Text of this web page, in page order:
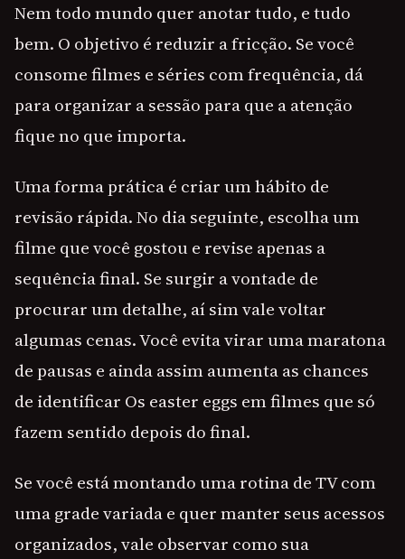
Nem todo mundo quer anotar tudo, e tudo
bem. O objetivo é reduzir a fricção. Se você
consome filmes e séries com frequência, dá
para organizar a sessão para que a atenção
fique no que importa.
Uma forma prática é criar um hábito de
revisão rápida. No dia seguinte, escolha um
filme que você gostou e revise apenas a
sequência final. Se surgir a vontade de
procurar um detalhe, aí sim vale voltar
algumas cenas. Você evita virar uma maratona
de pausas e ainda assim aumenta as chances
de identificar Os easter eggs em filmes que só
fazem sentido depois do final.
Se você está montando uma rotina de TV com
uma grade variada e quer manter seus acessos
organizados, vale observar como sua